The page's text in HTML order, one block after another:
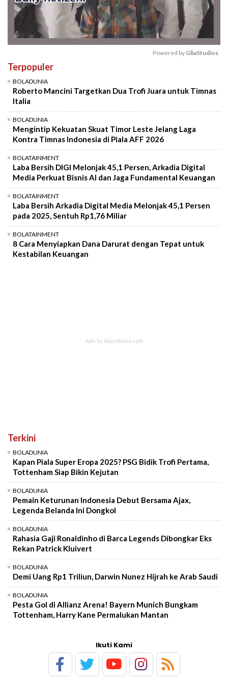
Powered by GliaStudios
Terpopuler
BOLADUNIA
Roberto Mancini Targetkan Dua Trofi Juara untuk Timnas
Italia
BOLADUNIA
Mengintip Kekuatan Skuat Timor Leste Jelang Laga
Kontra Timnas Indonesia di Piala AFF 2026
BOLATAINMENT
Laba Bersih DIGI Melonjak 45,1 Persen, Arkadia Digital
Media Perkuat Bisnis AI dan Jaga Fundamental Keuangan
BOLATAINMENT
Laba Bersih Arkadia Digital Media Melonjak 45,1 Persen
pada 2025, Sentuh Rp1,76 Miliar
BOLATAINMENT
8 Cara Menyiapkan Dana Darurat dengan Tepat untuk
Kestabilan Keuangan
Terkini
BOLADUNIA
Kapan Piala Super Eropa 2025? PSG Bidik Trofi Pertama,
Tottenham Siap Bikin Kejutan
BOLADUNIA
Pemain Keturunan Indonesia Debut Bersama Ajax,
Legenda Belanda Ini Dongkol
BOLADUNIA
Rahasia Gaji Ronaldinho di Barca Legends Dibongkar Eks
Rekan Patrick Kluivert
BOLADUNIA
Demi Uang Rp1 Triliun, Darwin Nunez Hijrah ke Arab Saudi
BOLADUNIA
Pesta Gol di Allianz Arena! Bayern Munich Bungkam
Tottenham, Harry Kane Permalukan Mantan
Ikuti Kami